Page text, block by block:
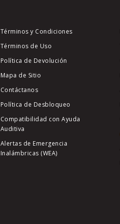
Términos y Condiciones
Términos de Uso
Política de Devolución
Mapa de Sitio
Contáctanos
Política de Desbloqueo
Compatibilidad con Ayuda
Auditiva
Alertas de Emergencia
Inalámbricas (WEA)